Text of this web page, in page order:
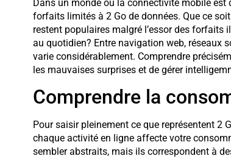
Dans un monde où la connectivité mobile
forfaits limités à 2 Go de données. Que ce
restent populaires malgré l’essor des forfaits
au quotidien? Entre navigation web, réseaux
varie considérablement. Comprendre
les mauvaises surprises et de gérer
Comprendre la
Pour saisir pleinement ce que représentent 2
chaque activité en ligne affecte votre
sembler abstraits, mais ils correspondent à